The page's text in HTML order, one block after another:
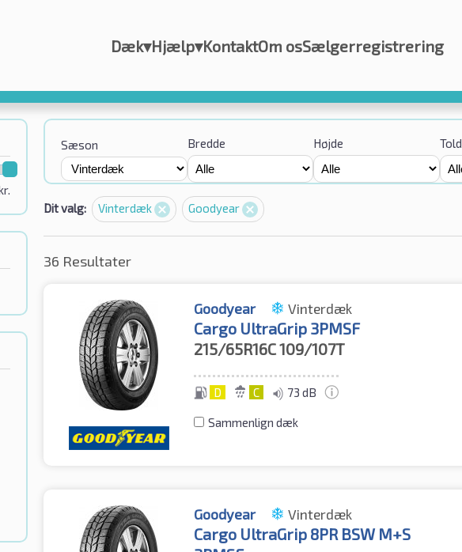
Dæk▾Hjælp▾KontaktOm osSælgerregistrering
Sæson Bredde Højde Told
Dit valg: Vinterdæk Goodyear
36 Resultater
Goodyear Vinterdæk
Cargo UltraGrip 3PMSF
215/65R16C109/107T
D C 73 dB
Sammenlign dæk
Goodyear Vinterdæk
Cargo UltraGrip 8PR BSW M+S